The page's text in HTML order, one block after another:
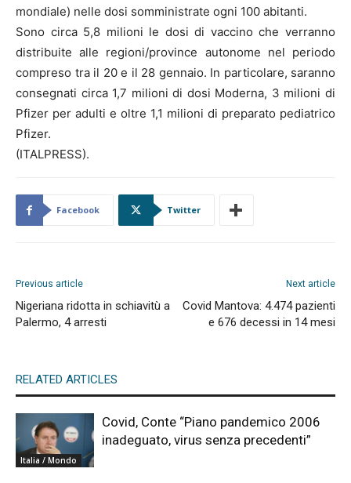
mondiale) nelle dosi somministrate ogni 100 abitanti.
Sono circa 5,8 milioni le dosi di vaccino che verranno
distribuite alle regioni/province autonome nel periodo
compreso tra il 20 e il 28 gennaio. In particolare, saranno
consegnati circa 1,7 milioni di dosi Moderna, 3 milioni di
Pfizer per adulti e oltre 1,1 milioni di preparato pediatrico
Pfizer.
(ITALPRESS).
Facebook Twitter
Previous article
Nigeriana ridotta in schiavitù a
Palermo, 4 arresti
Next article
Covid Mantova: 4.474 pazienti
e 676 decessi in 14 mesi
RELATED ARTICLES
Italia / Mondo
Covid, Conte “Piano pandemico 2006
inadeguato, virus senza precedenti”